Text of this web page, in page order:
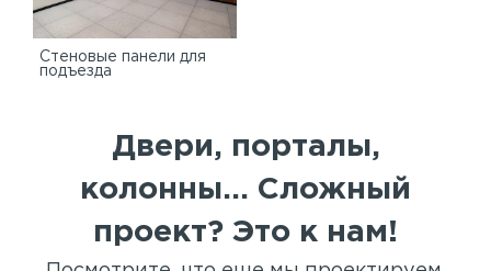
Стеновые панели для
подъезда
Двери, порталы,
колонны... Сложный
проект? Это к нам!